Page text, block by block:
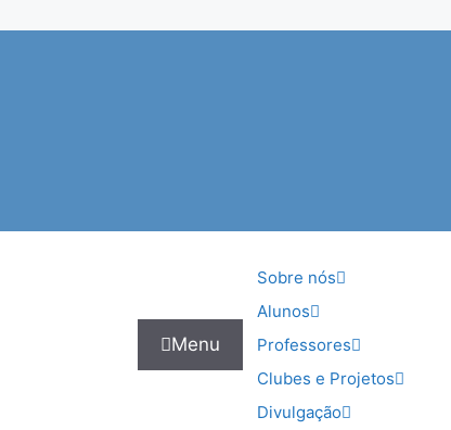
Menu
Sobre nós
Alunos
Professores
Clubes e Projetos
Divulgação